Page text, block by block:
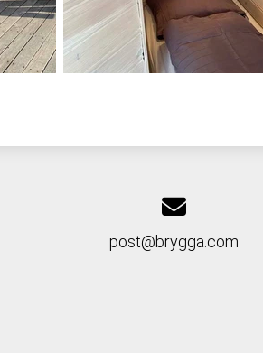
post@brygga.com